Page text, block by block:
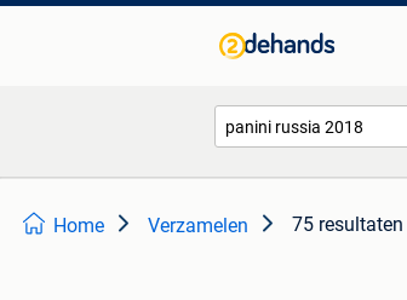
Home Verzamelen 75 resultaten